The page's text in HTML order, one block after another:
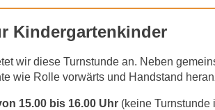
Kindergartenkinder
wir diese Turnstunde an. Neben
wie Rolle vorwärts und Handstand
15.00 bis 16.00 Uhr (keine Turnstunde